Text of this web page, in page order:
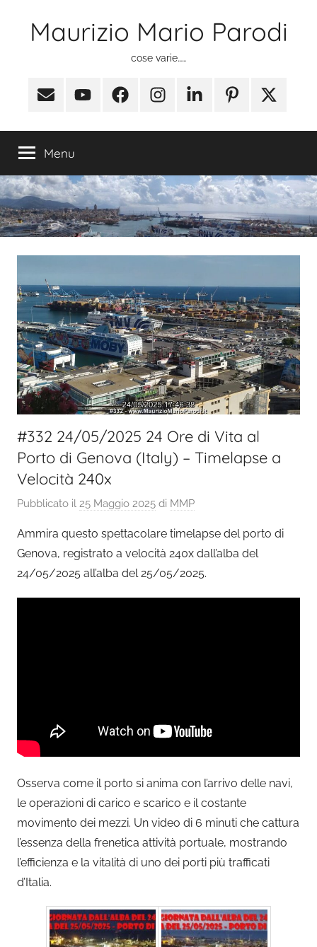
Maurizio Mario Parodi
cose varie……
Email YoutubeFacebookInstagramLinkedinPinterest
X
Twitter)
Menu
#332 24/05/2025 24 Ore di Vita al
Porto di Genova (Italy) – Timelapse a
Velocità 240x
Pubblicato il 25 Maggio 2025 di MMP
Ammira questo spettacolare timelapse del porto di
Genova, registrato a velocità 240x dall’alba del
24/05/2025 all’alba del 25/05/2025.
Osserva come il porto si anima con l’arrivo delle navi,
le operazioni di carico e scarico e il costante
movimento dei mezzi. Un video di 6 minuti che cattura
l’essenza della frenetica attività portuale, mostrando
l’efficienza e la vitalità di uno dei porti più trafficati
d’Italia.